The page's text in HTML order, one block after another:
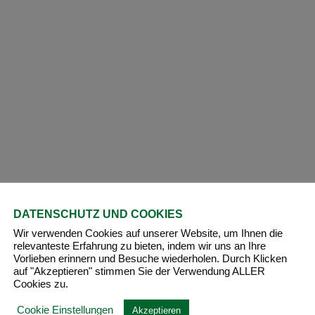
Ölen, selbst den hochwertigsten, deutlich.
DATENSCHUTZ UND COOKIES
Wir verwenden Cookies auf unserer Website, um Ihnen die
relevanteste Erfahrung zu bieten, indem wir uns an Ihre
Vorlieben erinnern und Besuche wiederholen. Durch Klicken
auf "Akzeptieren" stimmen Sie der Verwendung ALLER
Cookies zu.
Cookie Einstellungen Akzeptieren